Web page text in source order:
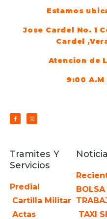
Estamos
Jose Cardel No. 1
Cardel
Atencion de
9:00 A.M
Tramites Y
Servicios
Predial
Cartilla Militar
Actas
BOLSA
TAXI